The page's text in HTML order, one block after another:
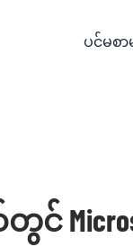
ပင်မစာ
တွင်